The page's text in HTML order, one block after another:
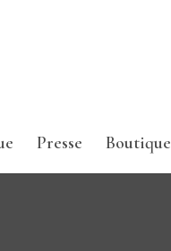
Presse Boutique